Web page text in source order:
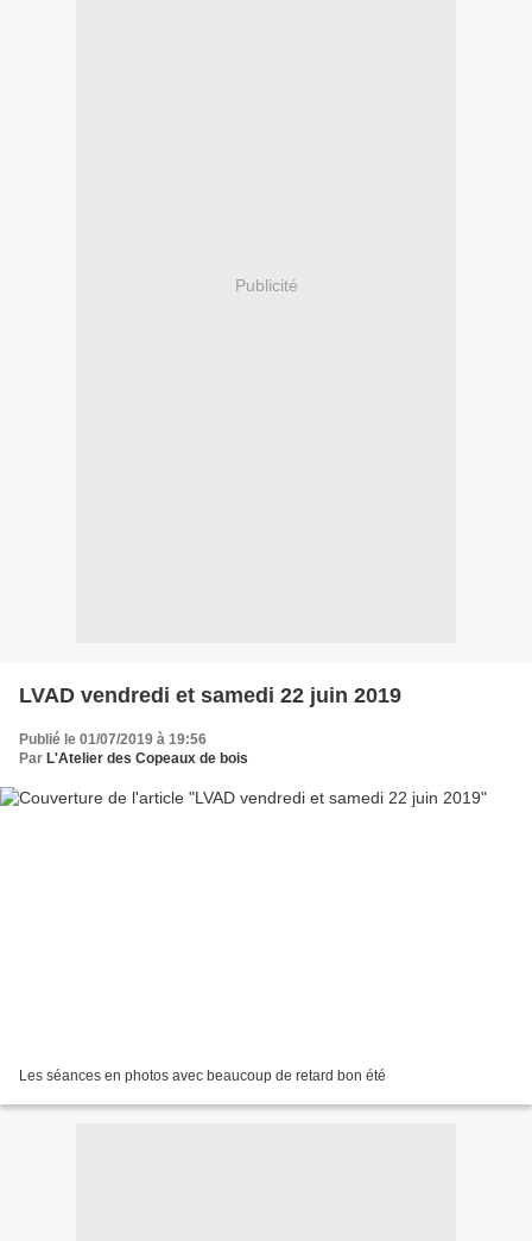
Publicité
LVAD vendredi et samedi 22 juin 2019
Publié le 01/07/2019 à 19:56
Par L'Atelier des Copeaux de bois
Les séances en photos avec beaucoup de retard bon été